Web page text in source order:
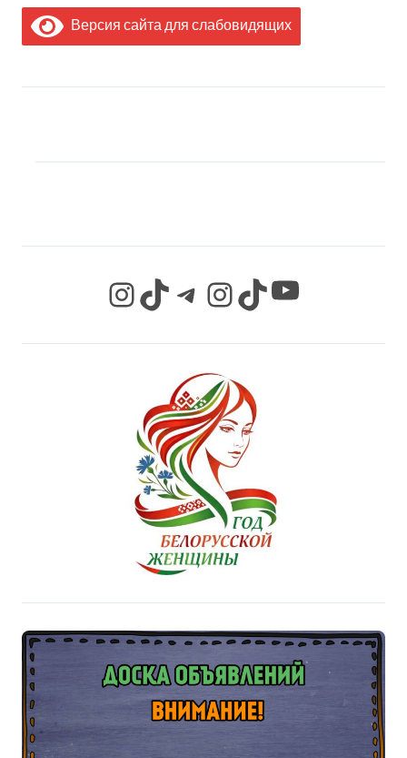
Версия сайта для слабовидящих
InstagramTikTok Telegram InstagramTikTok YouTube